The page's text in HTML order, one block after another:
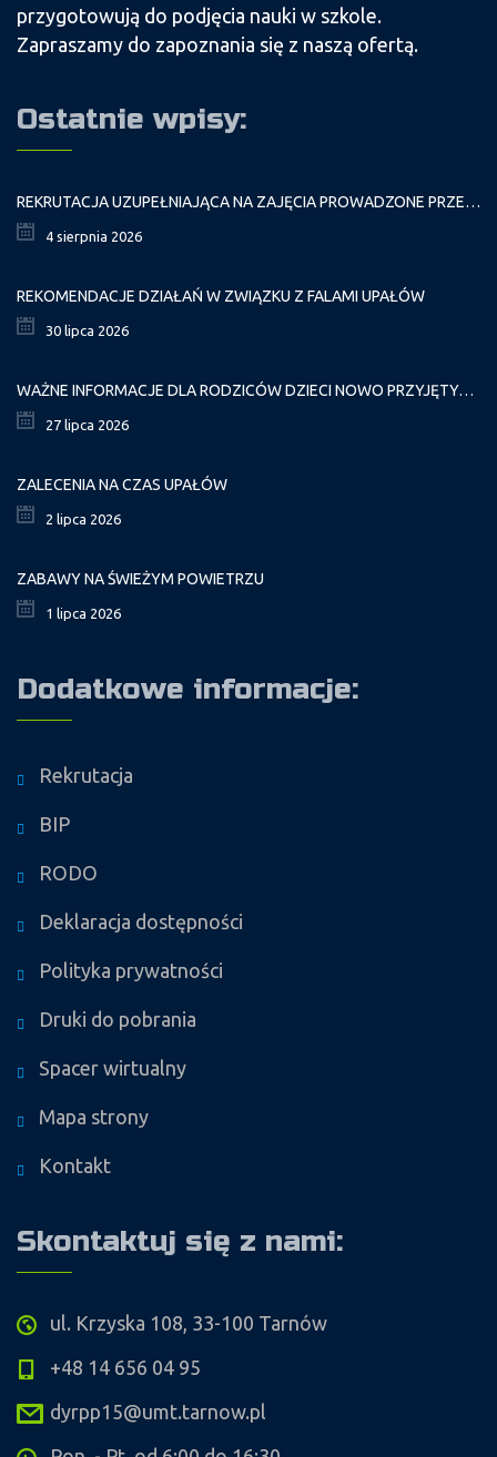
przygotowują do podjęcia nauki w szkole.
Zapraszamy do zapoznania się z naszą ofertą.
Ostatnie wpisy:
REKRUTACJA UZUPEŁNIAJĄCA NA ZAJĘCIA PROWADZONE PRZEZ PAŁAC MŁODZIEŻY W ROKU SZKOLNYM 2026/2027
4 sierpnia 2026
REKOMENDACJE DZIAŁAŃ W ZWIĄZKU Z FALAMI UPAŁÓW
30 lipca 2026
WAŻNE INFORMACJE DLA RODZICÓW DZIECI NOWO PRZYJĘTYCH GR. I
27 lipca 2026
ZALECENIA NA CZAS UPAŁÓW
2 lipca 2026
ZABAWY NA ŚWIEŻYM POWIETRZU
1 lipca 2026
Dodatkowe informacje:
Rekrutacja
BIP
RODO
Deklaracja dostępności
Polityka prywatności
Druki do pobrania
Spacer wirtualny
Mapa strony
Kontakt
Skontaktuj się z nami:
ul. Krzyska 108, 33-100 Tarnów
+48 14 656 04 95
dyrpp15@umt.tarnow.pl